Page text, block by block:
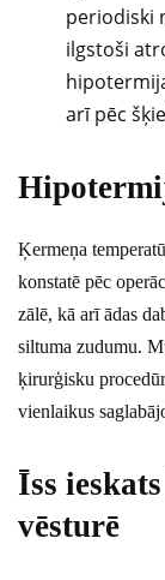
periodiski
ilgstoši
arī pēc
Ķermeņa
konstatē pēc
zālē, kā arī ādas
siltuma zudumu.
ķirurģisku
vienlaikus
Īss
vēsturē